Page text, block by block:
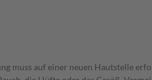
muss auf einer neuen Hautstelle